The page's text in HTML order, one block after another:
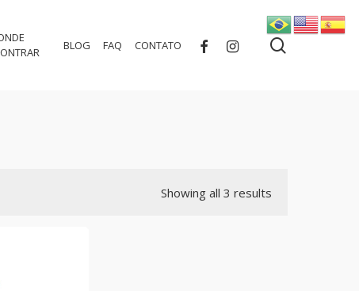
BLOG FAQ CONTATO FACEBOOKINSTAGRAM
Showing all 3 results